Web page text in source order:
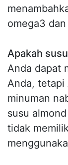
omega3
Apakah
Anda dapat
Anda, tetapi
minuman
susu
tidak